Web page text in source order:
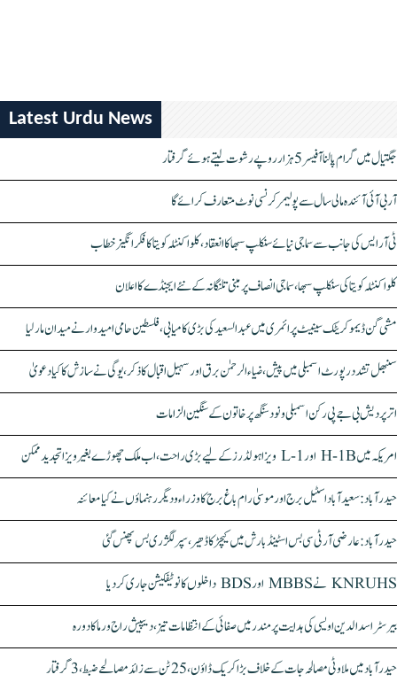
Latest Urdu News
جگتیال میں گرام پالنا آفیسر 5 ہزار روپے رشوت لیتے ہوئے گرفتار
آر بی آئی آئندہ مالی سال سے پولیمر کرنسی نوٹ متعارف کرائے گا
ٹی آر ایس کی جانب سے سماجی نیائے سنکلپ سبھا کا انعقاد، کلواکنٹلہ کویتا کا فکر انگیز خطاب
کلواکنٹلہ کویتا کی سنکلپ سبھا، سماجی انصاف پر مبنی تلنگانہ کے نئے ایجنڈے کا اعلان
مشی گن ڈیموکریٹک سینیٹ پرائمری میں عبدالسعید کی بڑی کامیابی، فلسطین حامی امیدوار نے میدان مار لیا
سنبھل تشدد رپورٹ اسمبلی میں پیش، ضیاء الرحمٰن برق اور سہیل اقبال کا ذکر، یوگی نے سازش کا کیا دعویٰ
اتر پردیش بی جے پی رکن اسمبلی ونود سنگھ پر خاتون کے سنگین الزامات
امریکہ میں H-1B اور L-1 ویزا ہولڈرز کے لیے بڑی راحت، اب ملک چھوڑے بغیر ویزا تجدید ممکن
حیدرآباد: سعیدآباد اسٹیل برج اور موسیٰ رام باغ برج کا وزراء و دیگر رہنماؤں نے کیا معائنہ
حیدرآباد: عارضی آر ٹی سی بس اسٹینڈ بارش میں کیچڑ کا ڈھیر، سپر لگژری بس پھنس گئی
KNRUHS نے MBBS اور BDS داخلوں کا نوٹیفکیشن جاری کر دیا
بیرسٹر اسدالدین اویسی کی ہدایت پر مندر میں صفائی کے انتظامات تیز، دیپیش راج ورما کا دورہ
حیدرآباد میں ملاوٹی مصالحہ جات کے خلاف بڑا کریک ڈاؤن، 25 ٹن سے زائد مصالحے ضبط، 3 گرفتار